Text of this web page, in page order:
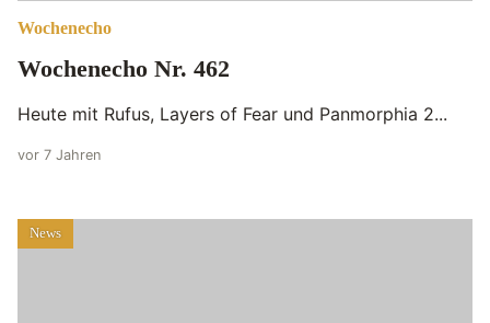
Wochenecho
Wochenecho Nr. 462
Heute mit Rufus, Layers of Fear und Panmorphia 2...
vor 7 Jahren
News